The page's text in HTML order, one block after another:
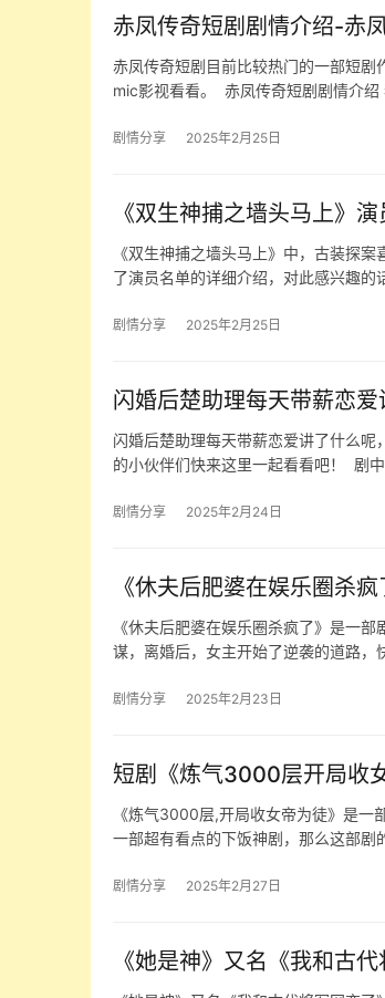
赤凤传奇短剧剧情介绍- 赤
赤凤传奇短剧目前比较热门的一部短
mic影视看看。 ​ 赤凤传奇短剧剧情介
剧情分享 2025年2月25日
《双生神捕之墙头马上》
《双生神捕之墙头马上》中，古装探
了演员名单的详细介绍，对此感兴趣
剧情分享 2025年2月25日
闪婚后楚助理每天带薪恋
闪婚后楚助理每天带薪恋爱讲了什么
的小伙伴们快来这里一起看看吧！ ​ 剧
剧情分享 2025年2月24日
《休夫后肥婆在娱乐圈杀
《休夫后肥婆在娱乐圈杀疯了》是一
谋，离婚后，女主开始了逆袭的道路
剧情分享 2025年2月23日
短剧《炼气3000层开局收
《炼气3000层,开局收女帝为徒》是一
一部超有看点的下饭神剧，那么这部
剧情分享 2025年2月27日
《她是神》又名《我和古